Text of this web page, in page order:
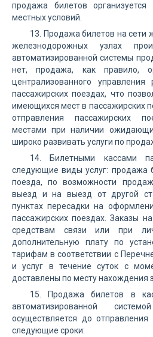
продажа билетов
местных условий.
13. Продажа билетов на сети
железнодорожных узлах
автоматизированной системы
нет, продажа, как правило,
централизованного
пассажирских поездах, что
имеющихся мест в пассажирских
отправления пассажирских
местами при наличии
широко развивать услуги по
14. Билетными кассами
следующие виды услуг: продажа
поезда, по возможности
выезд и на выезд от другой
пунктах пересадки на
пассажирских поездах. Заказы
средствам связи или при
дополнительную плату по
тарифам в соответствии с
и услуг в течение суток с
доставлены по месту нахождения
15. Продажа билетов в
автоматизированной
осуществляется до
следующие сроки: